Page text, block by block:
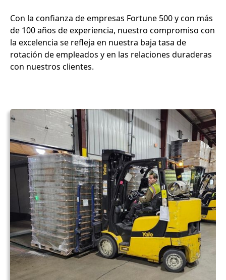
Con la confianza de empresas Fortune 500 y con más
de 100 años de experiencia, nuestro compromiso con
la excelencia se refleja en nuestra baja tasa de
rotación de empleados y en las relaciones duraderas
con nuestros clientes.